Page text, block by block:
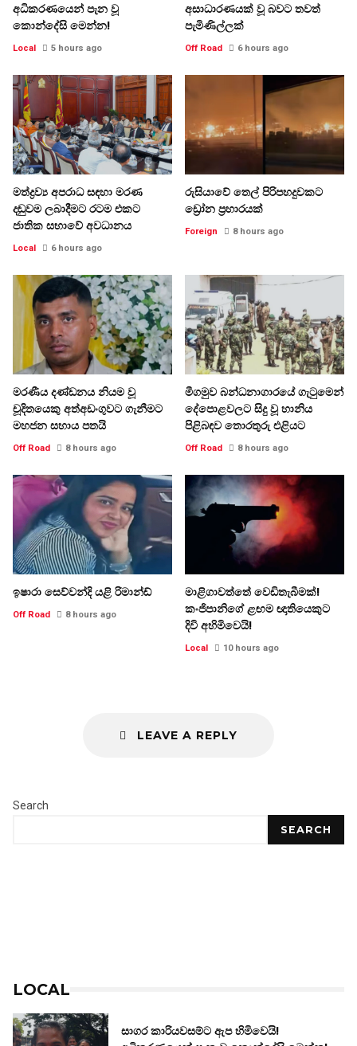
අධිකරණයෙන් පැන වූ
කොන්දේසි මෙන්න!
Local 5 hours ago
අසාධාරණයක් වූ බවට තවත්
පැමිණිල්ලක්
Off Road 6 hours ago
මත්ද්‍රව්‍ය අපරාධ සඳහා මරණ
දඬුවම ලබාදීමට රටම එකට
ජාතික සභාවේ අවධානය
Local 6 hours ago
රුසියාවේ තෙල් පිරිපහදුවකට
ඩ්‍රෝන ප්‍රහාරයක්
Foreign 8 hours ago
මරණීය දණ්ඩනය නියම වූ
චූදිතයෙකු අත්අඩංගුවට ගැනීමට
මහජන සහාය පතයි
Off Road 8 hours ago
මීගමුව බන්ධනාගාරයේ ගැටුමෙන්
දේපොළවලට සිදු වූ හානිය
පිළිබඳව තොරතුරු එළියට
Off Road 8 hours ago
ඉෂාරා සෙව්වන්දි යළි රිමාන්ඩ්
Off Road 8 hours ago
මාළිගාවත්තේ වෙඩිතැබීමක්!
කංජිපානිගේ ළඟම ඥාතියෙකුට
දිවි අහිමිවෙයි!
Local 10 hours ago
LEAVE A REPLY
Search
SEARCH
LOCAL
සාගර කාරියවසම්ට ඇප හිමිවෙයි!